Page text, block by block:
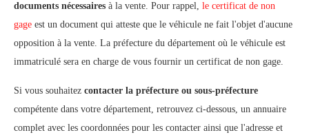
documents nécessaires à la vente. Pour rappel, le certificat de non
gage est un document qui atteste que le véhicule ne fait l'objet d'aucune
opposition à la vente. La préfecture du département où le véhicule est
immatriculé sera en charge de vous fournir un certificat de non gage.
Si vous souhaitez contacter la préfecture ou sous-préfecture
compétente dans votre département, retrouvez ci-dessous, un annuaire
complet avec les coordonnées pour les contacter ainsi que l'adresse et